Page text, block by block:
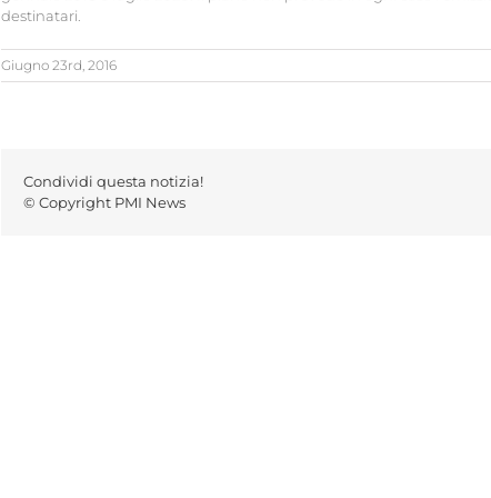
destinatari.
Giugno 23rd, 2016
Condividi questa notizia!
© Copyright PMI News